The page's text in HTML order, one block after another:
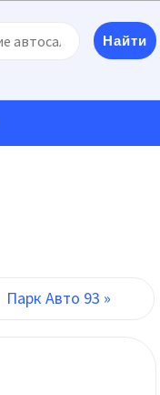
Парк Авто 93 »